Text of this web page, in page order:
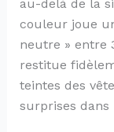
au-delà de la
couleur joue
neutre » entre
restitue
teintes des
surprises dans